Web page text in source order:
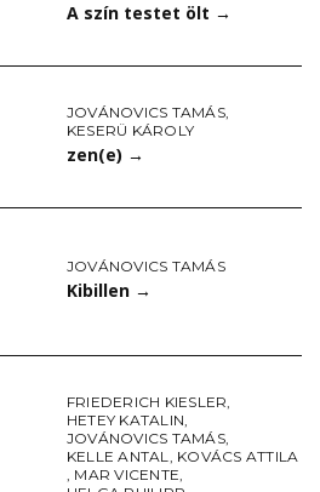
A szín testet ölt →
JOVÁNOVICS TAMÁS,
KESERÜ KÁROLY
zen(e) →
JOVÁNOVICS TAMÁS
Kibillen →
FRIEDERICH KIESLER,
HETEY KATALIN,
JOVÁNOVICS TAMÁS,
KELLE ANTAL, KOVÁCS ATTILA
, MAR VICENTE,